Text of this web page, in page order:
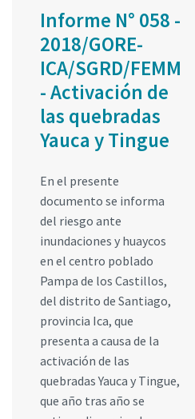
Informe N° 058 -
2018/GORE-
ICA/SGRD/FEMM
- Activación de
las quebradas
Yauca y Tingue
En el presente
documento se informa
del riesgo ante
inundaciones y huaycos
en el centro poblado
Pampa de los Castillos,
del distrito de Santiago,
provincia Ica, que
presenta a causa de la
activación de las
quebradas Yauca y Tingue,
que año tras año se